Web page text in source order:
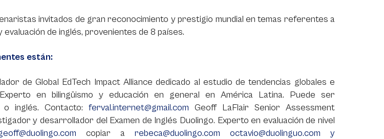
invitados de gran reconocimiento y prestigio mundial en temas referentes a
evaluación de inglés, provenientes de 8 países.
están:
de Global EdTech Impact Alliance dedicado al estudio de tendencias globales e
en bilingüismo y educación en general en América Latina. Puede ser
inglés. Contacto: ferval.internet@gmail.com Geoff LaFlair Senior Assessment
y desarrollador del Examen de Inglés Duolingo. Experto en evaluación de nivel
copiar a rebeca@duolingo.com octavio@duolinguo.com y